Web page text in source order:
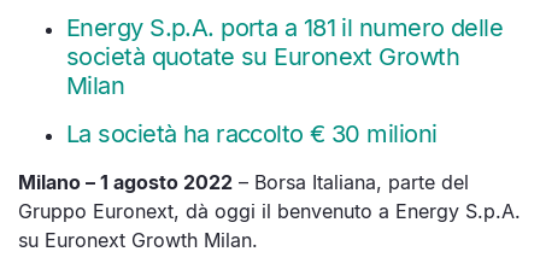
Energy S.p.A. porta a 181 il numero delle
società quotate su Euronext Growth
Milan
La società ha raccolto € 30 milioni
Milano – 1 agosto 2022 – Borsa Italiana, parte del
Gruppo Euronext, dà oggi il benvenuto a Energy S.p.A.
su Euronext Growth Milan.